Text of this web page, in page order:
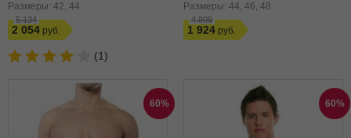
Размеры: 42 44
5 134
2 054
(1)
Размеры: 44 46 48
4 809
1 924
60% 60%